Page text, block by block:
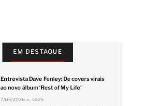
EM DESTAQUE
Entrevista Dave Fenley: De covers virais
ao novo álbum ‘Rest of My Life’
7/05/2026 às 13:25